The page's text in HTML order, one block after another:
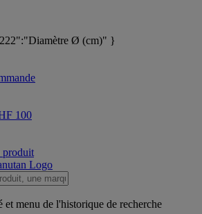
Ø (cm)" }
100
produit
et menu de l'historique de recherche